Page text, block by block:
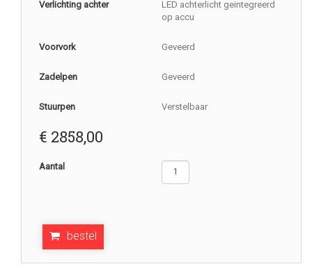
Verlichting achter
LED achterlicht geintegreerd
op accu
Voorvork Geveerd
Zadelpen Geveerd
Stuurpen Verstelbaar
€ 2858,00
Aantal
bestel